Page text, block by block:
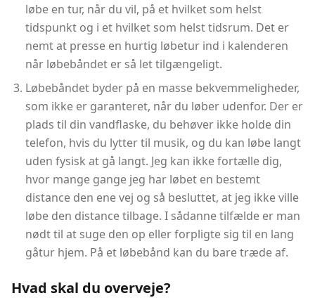
løbe en tur, når du vil, på et hvilket som helst
tidspunkt og i et hvilket som helst tidsrum. Det er
nemt at presse en hurtig løbetur ind i kalenderen
når løbebåndet er så let tilgængeligt.
Løbebåndet byder på en masse bekvemmeligheder,
som ikke er garanteret, når du løber udenfor. Der er
plads til din vandflaske, du behøver ikke holde din
telefon, hvis du lytter til musik, og du kan løbe langt
uden fysisk at gå langt. Jeg kan ikke fortælle dig,
hvor mange gange jeg har løbet en bestemt
distance den ene vej og så besluttet, at jeg ikke ville
løbe den distance tilbage. I sådanne tilfælde er man
nødt til at suge den op eller forpligte sig til en lang
gåtur hjem. På et løbebånd kan du bare træde af.
Hvad skal du overveje?